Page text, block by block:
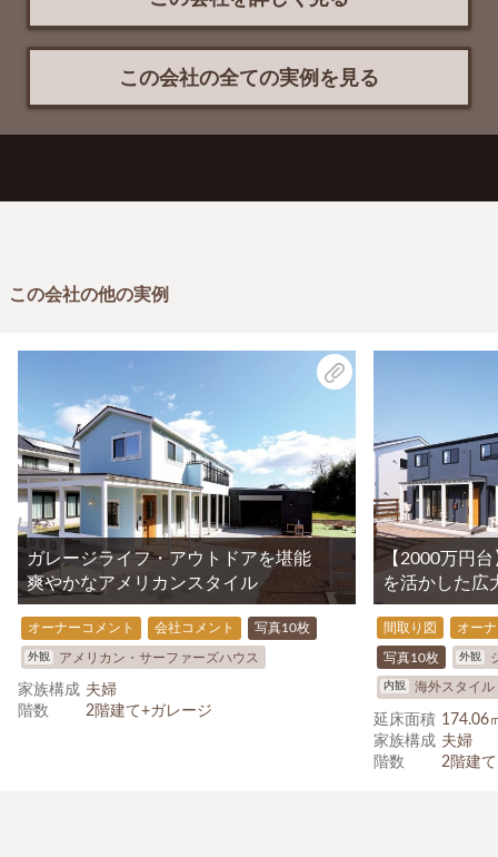
この会社の全ての実例を見る
この会社の他の実例
ガレージライフ・アウトドアを堪能
爽やかなアメリカンスタイル
オーナーコメント 会社コメント 写真10枚
外観 アメリカン・サーファーズハウス
家族構成 夫婦
階数
2階建て+ガレージ
【2000万円
を活かした広
間取り図 オー
写真10枚 外観
内観 海外スタイル
延床面積 174.06
家族構成 夫婦
階数
2階建て